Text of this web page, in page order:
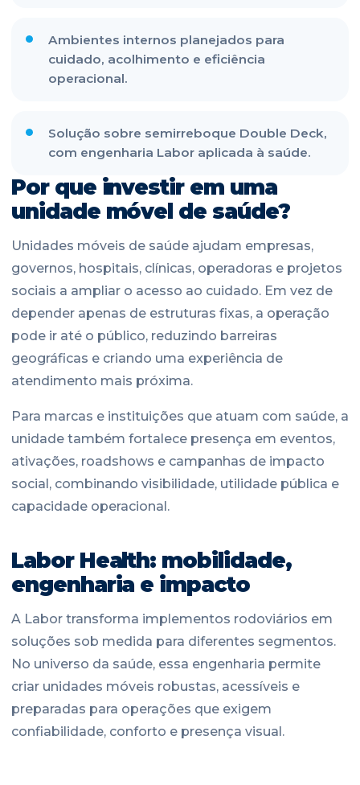
Ambientes internos planejados para
cuidado, acolhimento e eficiência
operacional.
Solução sobre semirreboque Double Deck,
com engenharia Labor aplicada à saúde.
Por que investir em uma
unidade móvel de saúde?
Unidades móveis de saúde ajudam empresas,
governos, hospitais, clínicas, operadoras e projetos
sociais a ampliar o acesso ao cuidado. Em vez de
depender apenas de estruturas fixas, a operação
pode ir até o público, reduzindo barreiras
geográficas e criando uma experiência de
atendimento mais próxima.
Para marcas e instituições que atuam com saúde, a
unidade também fortalece presença em eventos,
ativações, roadshows e campanhas de impacto
social, combinando visibilidade, utilidade pública e
capacidade operacional.
Labor Health: mobilidade,
engenharia e impacto
A Labor transforma implementos rodoviários em
soluções sob medida para diferentes segmentos.
No universo da saúde, essa engenharia permite
criar unidades móveis robustas, acessíveis e
preparadas para operações que exigem
confiabilidade, conforto e presença visual.